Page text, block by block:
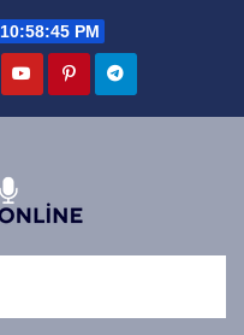
10:58:47 PM